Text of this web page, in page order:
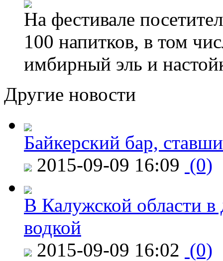
На фестивале
100 напитков, в том
имбирный эль и
Другие новости
Байкерский бар,
2015-09-09 16:09 (0)
В Калужской области в
водкой
2015-09-09 16:02 (0)